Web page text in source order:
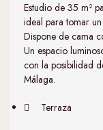
Estudio de 35 m²
ideal para tomar
Dispone de cama
Un espacio
con la posibilidad
Málaga.
Terraza